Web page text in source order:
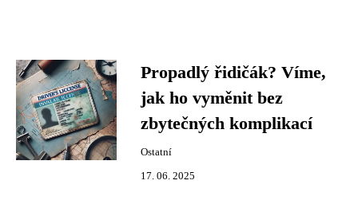
Propadlý řidičák? Víme,
jak ho vyměnit bez
zbytečných komplikací
Ostatní
17. 06. 2025